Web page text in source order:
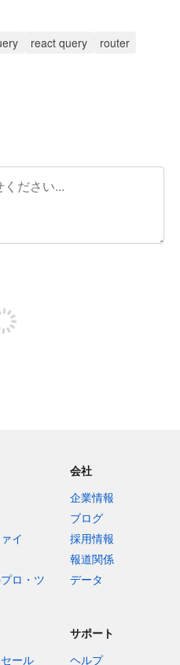
react query
router
イ
ロ・ツ
会社
企業情報
ブログ
採用情報
報道関係
データ
ール
サポート
ヘルプ